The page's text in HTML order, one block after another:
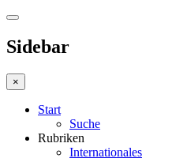
Sidebar
×
Start
Suche
Rubriken
Internationales